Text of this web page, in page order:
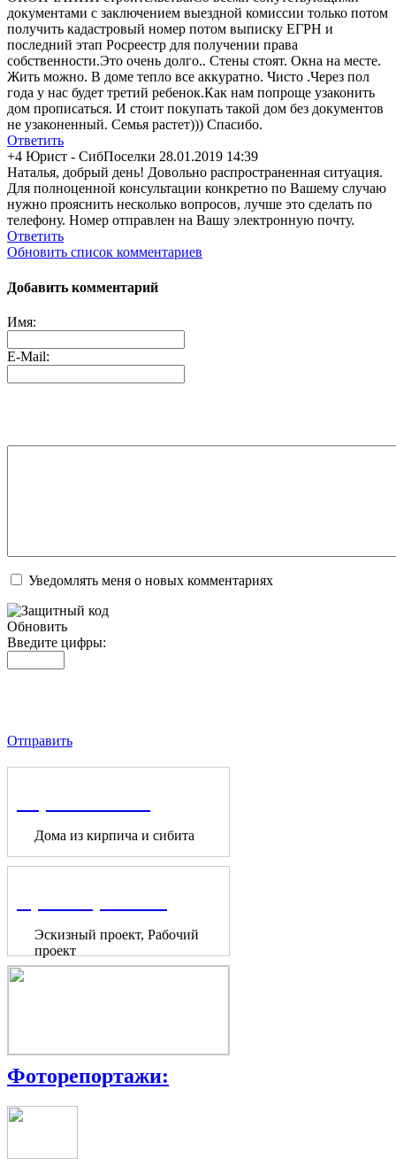
документами с заключением выездной комиссии только потом
получить кадастровый номер потом выписку ЕГРН и
последний этап Росреестр для получении права
собственности.Это очень долго.. Стены стоят. Окна на месте.
Жить можно. В доме тепло все аккуратно. Чисто .Через пол
года у нас будет третий ребенок.Как нам попроще узаконить
дом прописаться. И стоит покупать такой дом без документов
не узаконенный. Семья растет))) Спасибо.
Ответить
+4 Юрист - СибПоселки 28.01.2019 14:39
Наталья, добрый день! Довольно распространенная ситуация.
Для полноценной консультации конкретно по Вашему случаю
нужно прояснить несколько вопросов, лучше это сделать по
телефону. Номер отправлен на Вашу электронную почту.
Ответить
Обновить список комментариев
Добавить комментарий
Имя:
E-Mail:
Уведомлять меня о новых комментариях
Обновить
Введите цифры:
Отправить
Дома из кирпича и сибита
Эскизный проект, Рабочий
проект
Фоторепортажи: